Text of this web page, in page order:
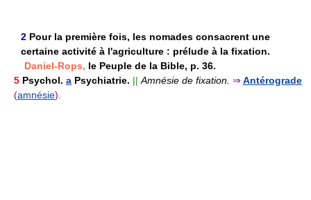
2 Pour la première fois, les nomades consacrent une
certaine activité à l'agriculture : prélude à la fixation.
Daniel-Rops, le Peuple de la Bible, p. 36.
5 Psychol. a Psychiatrie. || Amnésie de fixation. ⇒ Antérograde
(amnésie).